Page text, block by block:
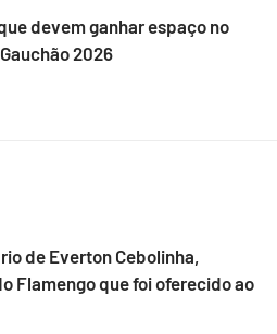
devem ganhar espaço no
2026
de Everton Cebolinha,
Flamengo que foi oferecido ao